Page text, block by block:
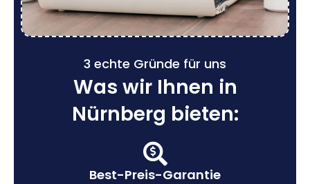
3 echte Gründe für uns
Was wir Ihnen in
Nürnberg bieten:
Best-Preis-Garantie